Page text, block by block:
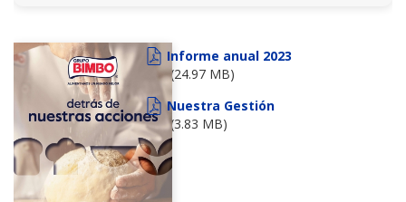
Informe anual 2023
(24.97 MB)
Nuestra Gestión
(3.83 MB)